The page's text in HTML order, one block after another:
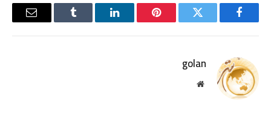
فيسبوك تويتر بينتيريستلينكدإن Tumblr
البريد
golan
موقع